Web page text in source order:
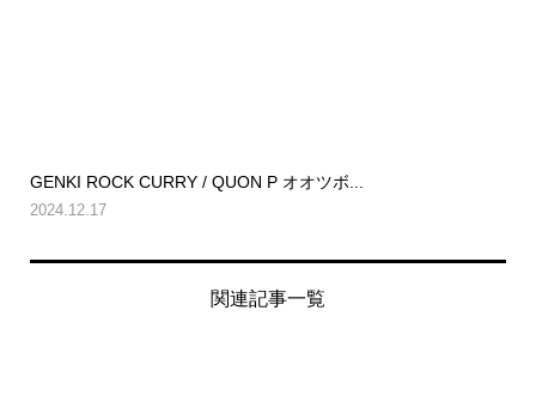
GENKI ROCK CURRY / QUON P オオツボ...
2024.12.17
関連記事一覧